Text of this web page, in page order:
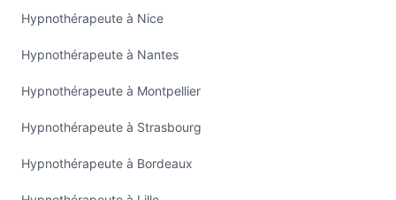
Hypnothérapeute à Nice
Hypnothérapeute à Nantes
Hypnothérapeute à Montpellier
Hypnothérapeute à Strasbourg
Hypnothérapeute à Bordeaux